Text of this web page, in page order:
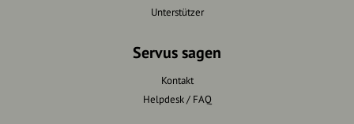
Unterstützer
Servus sagen
Kontakt
Helpdesk / FAQ